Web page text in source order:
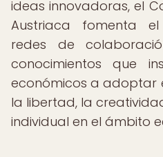
ideas innovadoras, el
Austriaca fomenta
redes de
conocimientos que
económicos a adoptar
la libertad, la
individual en el ámbito